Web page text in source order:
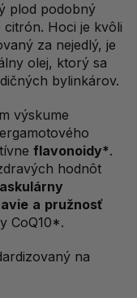
plod podobný
Hoci je kvôli
za nejedlý, je
olej, ktorý sa
bylinkárov.
výskume
flavonoidy*.
hodnôt
a pružnosť
CoQ10*.
na